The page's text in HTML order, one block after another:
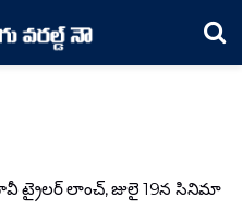
ట్రైలర్ లాంచ్, జులై 19న సినిమా